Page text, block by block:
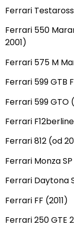
Ferrari
Ferrari 550
2001)
Ferrari 575 M
Ferrari 599 GTB
Ferrari 599 GTO
Ferrari
Ferrari 812 (od
Ferrari Monza SP
Ferrari Daytona
Ferrari FF (2011)
Ferrari 250 GTE